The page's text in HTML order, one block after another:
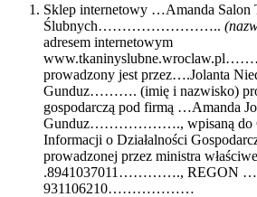
Sklep internetowy …Amanda Salon
Ślubnych……………………..
adresem internetowym
prowadzony jest przez….Jolanta
Gunduz………. (imię i nazwisko)
gospodarczą pod firmą …Amanda
Gunduz………………., wpisaną do
Informacji o Działalności
prowadzonej przez ministra
.8941037011…………., REGON …
931106210………………